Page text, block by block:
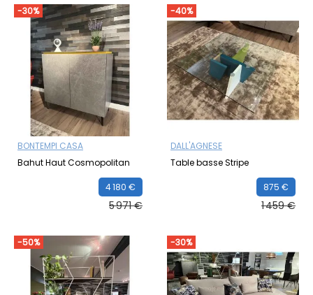
-30%
BONTEMPI CASA
Bahut Haut Cosmopolitan
4 180 €
5 971 €
-40%
DALL'AGNESE
Table basse Stripe
875 €
1 459 €
-50% -30%